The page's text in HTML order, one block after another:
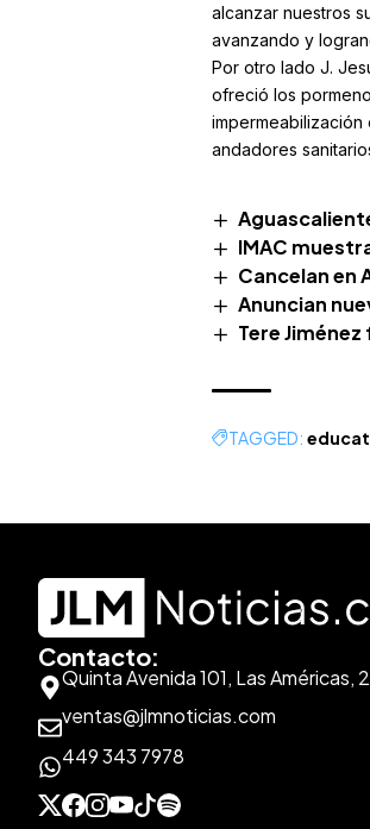
alcanzar nuestros
avanzando y
Por otro lado J.
ofreció los
andadores
IMAC
Cancelan en
Anuncian
Tere
TAGGED:
Contacto:
Quinta Avenida 101, Las
ventas@jlmnoticias.com
449 343 7978